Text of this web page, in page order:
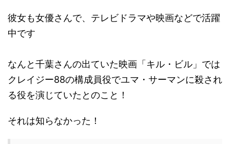
彼女も女優さんで、テレビドラマや映画などで活躍
中です
なんと千葉さんの出ていた映画「キル・ビル」では
クレイジー88の構成員役でユマ・サーマンに殺され
る役を演じていたとのこと！
それは知らなかった！